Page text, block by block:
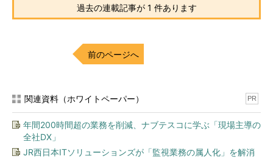
過去の連載記事が 1 件あります
前のページへ
関連資料（ホワイトペーパー） PR
年間200時間超の業務を削減、ナブテスコに学ぶ「現場主導の
全社DX」
JR西日本ITソリューションズが「監視業務の属人化」を解消